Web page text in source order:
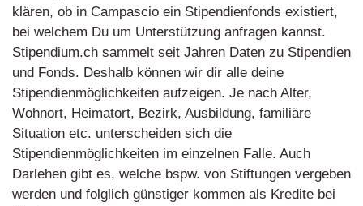
klären, ob in Campascio ein Stipendienfonds existiert,
bei welchem Du um Unterstützung anfragen kannst.
Stipendium.ch sammelt seit Jahren Daten zu Stipendien
und Fonds. Deshalb können wir dir alle deine
Stipendienmöglichkeiten aufzeigen. Je nach Alter,
Wohnort, Heimatort, Bezirk, Ausbildung, familiäre
Situation etc. unterscheiden sich die
Stipendienmöglichkeiten im einzelnen Falle. Auch
Darlehen gibt es, welche bspw. von Stiftungen vergeben
werden und folglich günstiger kommen als Kredite bei